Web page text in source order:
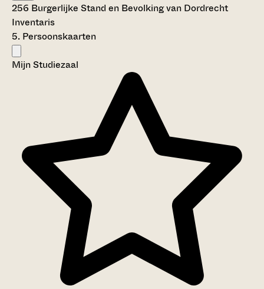
256 Burgerlijke Stand en Bevolking van Dordrecht
Inventaris
5. Persoonskaarten
Mijn Studiezaal